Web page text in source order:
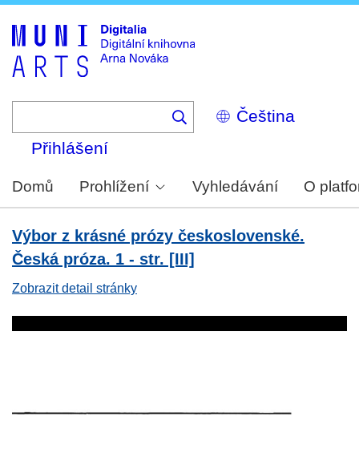
Select
your
Přihlášení
Domů Prohlížení Vyhledávání O
Výbor z krásné prózy československé.
Česká próza. 1 - str. [III]
Zobrazit detail stránky